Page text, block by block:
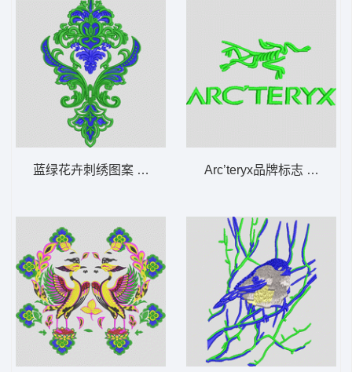
蓝绿花卉刺绣图案 抱枕 Arc’teryx品牌标志 变色龙